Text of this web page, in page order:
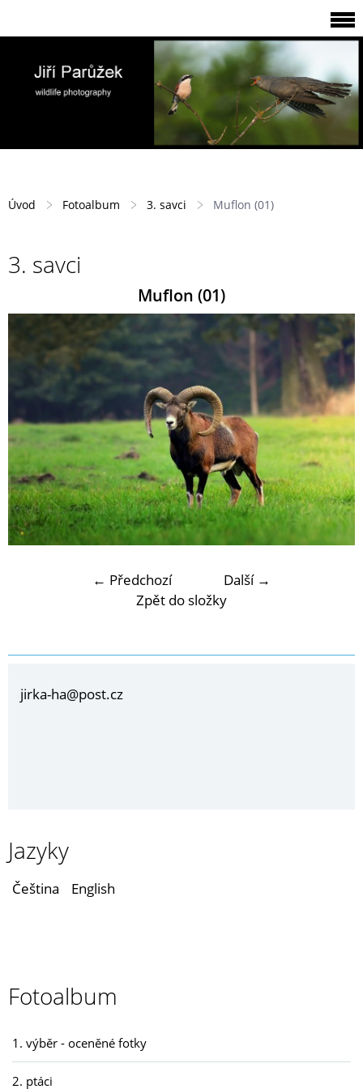
Úvod Fotoalbum 3. savci Muflon (01)
3. savci
Muflon (01)
← Předchozí
Další →
Zpět do složky
jirka-ha@post.cz
Jazyky
Čeština English
Fotoalbum
1. výběr - oceněné fotky
2. ptáci